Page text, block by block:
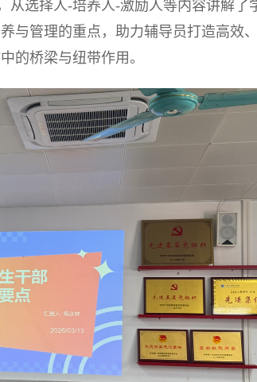
从选择人-培养人-激励人等内容讲解了
与管理的重点，助力辅导员打造高效
的桥梁与纽带作用。